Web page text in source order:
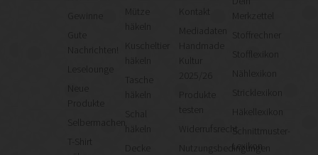
Gute
Nachrichten!
Leselounge
Neue
Produkte
Selbermachen
T-Shirt
Mütze
häkeln
Kuscheltier
Tasche
häkeln
Kontakt
Mediadaten
Kultur
Produkte
testen
Widerrufsrecht
Nutzungsbedingungen
Merkzettel
Stoffrechner
Stofflexikon
Nählexikon
Stricklexikon
Häkellexikon
Schnittmuster-
Lexikon